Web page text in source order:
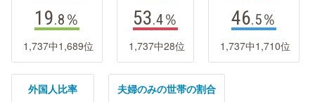
19.8 ％
1,737中1,689位
53.4％
1,737中28位
46.5％
1,737中1,710位
外国人比率 夫婦のみの世帯の割合